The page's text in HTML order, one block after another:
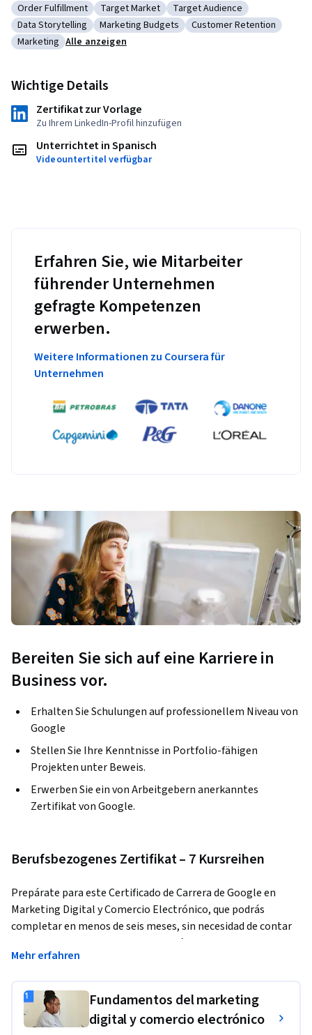
Kategorie: Order Fulfillment
Order Fulfillment Kategorie: Target Market
Target Market Kategorie: Target Audience
Target Audience
Kategorie: Data Storytelling
Data Storytelling Kategorie: Marketing Budgets
Marketing Budgets Kategorie: Customer
Customer Retention
Kategorie: Marketing
Marketing Alle anzeigen
Wichtige Details
Zertifikat zur Vorlage
Zu Ihrem LinkedIn-Profil hinzufügen
Unterrichtet in Spanisch
Videountertitel verfügbar
Erfahren Sie, wie Mitarbeiter
führender Unternehmen
gefragte Kompetenzen
erwerben.
Weitere Informationen zu Coursera für
Unternehmen
Bereiten Sie sich auf eine Karriere in
Business vor.
Erhalten Sie Schulungen auf professionellem Niveau von
Google
Stellen Sie Ihre Kenntnisse in Portfolio-fähigen
Projekten unter Beweis.
Erwerben Sie ein von Arbeitgebern anerkanntes
Zertifikat von Google.
Berufsbezogenes Zertifikat – 7 Kursreihen
Prepárate para este Certificado de Carrera de Google en
Marketing Digital y Comercio Electrónico, que podrás
completar en menos de seis meses, sin necesidad de contar
con experiencia previa ni acreditar título universitario. Las
empresas están a la búsqueda de talento para ocupar
86 % de las y los líderes empresariales
, el comercio
electrónico será el canal de ventas más importante para el
crecimiento de sus organizaciones.
Mehr erfahren
Fundamentos del marketing
digital y comercio electrónico